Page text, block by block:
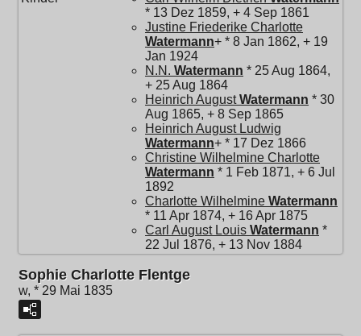
* 13 Dez 1859, + 4 Sep 1861
Justine Friederike Charlotte
Watermann+ * 8 Jan 1862, + 19
Jan 1924
N.N. Watermann * 25 Aug 1864,
+ 25 Aug 1864
Heinrich August Watermann * 30
Aug 1865, + 8 Sep 1865
Heinrich August Ludwig
Watermann+ * 17 Dez 1866
Christine Wilhelmine Charlotte
Watermann * 1 Feb 1871, + 6 Jul
1892
Charlotte Wilhelmine Watermann
* 11 Apr 1874, + 16 Apr 1875
Carl August Louis Watermann *
22 Jul 1876, + 13 Nov 1884
Sophie Charlotte Flentge
w, * 29 Mai 1835